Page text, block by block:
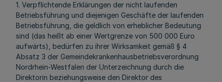
1. Verpflichtende Erklärungen der nicht laufenden
Betriebsführung und diejenigen Geschäfte der laufenden
Betriebsführung, die geldlich von erheblicher Bedeutung
sind (das heißt ab einer Wertgrenze von 500 000 Euro
aufwärts), bedürfen zu ihrer Wirksamkeit gemäß § 4
Absatz 3 der Gemeindekrankenhausbetriebsverordnung
Nordrhein-Westfalen der Unterzeichnung durch die
Direktorin beziehungsweise den Direktor des